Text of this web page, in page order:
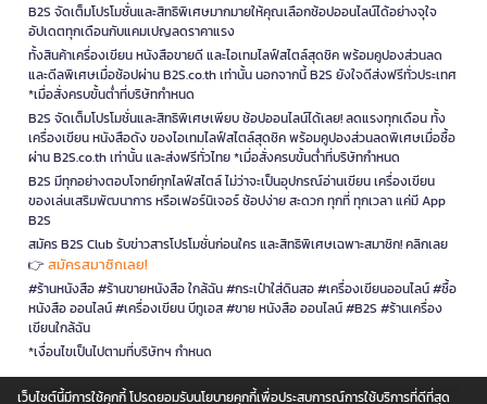
B2S จัดเต็มโปรโมชั่นและสิทธิพิเศษมากมายให้คุณเลือกช้อปออนไลน์ได้อย่างจุใจ
อัปเดตทุกเดือนกับแคมเปญลดราคาแรง
ทั้งสินค้าเครื่องเขียน หนังสือขายดี และไอเทมไลฟ์สไตล์สุดชิค พร้อมคูปองส่วนลด
และดีลพิเศษเมื่อช้อปผ่าน B2S.co.th เท่านั้น นอกจากนี้ B2S ยังใจดีส่งฟรีทั่วประเทศ
*เมื่อสั่งครบขั้นต่ำที่บริษัทกำหนด
B2S จัดเต็มโปรโมชั่นและสิทธิพิเศษเพียบ ช้อปออนไลน์ได้เลย! ลดแรงทุกเดือน ทั้ง
เครื่องเขียน หนังสือดัง ของไอเทมไลฟ์สไตล์สุดชิค พร้อมคูปองส่วนลดพิเศษเมื่อซื้อ
ผ่าน B2S.co.th เท่านั้น และส่งฟรีทั่วไทย *เมื่อสั่งครบขั้นต่ำที่บริษัทกำหนด
B2S มีทุกอย่างตอบโจทย์ทุกไลฟ์สไตล์ ไม่ว่าจะเป็นอุปกรณ์อ่านเขียน เครื่องเขียน
ของเล่นเสริมพัฒนาการ หรือเฟอร์นิเจอร์ ช้อปง่าย สะดวก ทุกที่ ทุกเวลา แค่มี App
B2S
สมัคร B2S Club รับข่าวสารโปรโมชั่นก่อนใคร และสิทธิพิเศษเฉพาะสมาชิก! คลิกเลย
👉 สมัครสมาชิกเลย!
#ร้านหนังสือ #ร้านขายหนังสือ ใกล้ฉัน #กระเป๋าใส่ดินสอ #เครื่องเขียนออนไลน์ #ซื้อ
หนังสือ ออนไลน์ #เครื่องเขียน บีทูเอส #ขาย หนังสือ ออนไลน์ #B2S #ร้านเครื่อง
เขียนใกล้ฉัน
*เงื่อนไขเป็นไปตามที่บริษัทฯ กำหนด
เว็บไซต์นี้มีการใช้คุกกี้ โปรดยอมรับนโยบายคุกกี้เพื่อประสบการณ์การใช้บริการที่ดีที่สุด